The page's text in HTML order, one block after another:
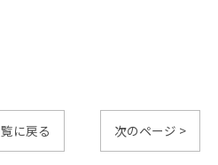
に戻る 次のページ >